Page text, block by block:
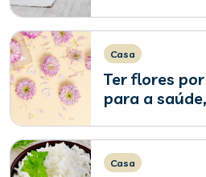
Casa
Ter flores
para a
Casa